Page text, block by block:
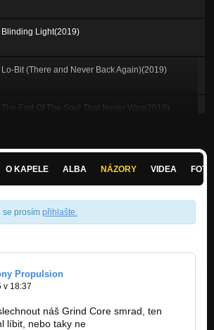
Blinding Light(2019)
Bit (There and Never Back Again)(2019)
End Of The Soul That Never Was(2019)
Extinction Of The Soul(2019)
Suicidal Bohemia(2019)
O KAPELE ALBA NÁZORY VIDEA
se prosím přihlašte
Propulsion
v 18:37
náš Grind Core smrad, ten
líbit, nebo taky ne